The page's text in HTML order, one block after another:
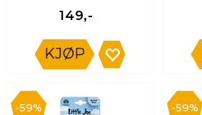
149,-
KJØP
59% 59%